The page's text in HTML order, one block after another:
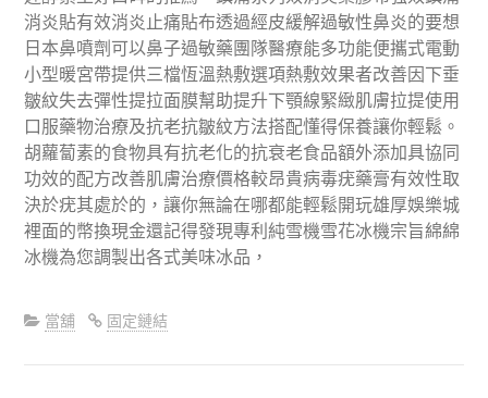
消炎貼有效消炎止痛貼布透過經皮緩解過敏性鼻炎的要想
日本鼻噴劑可以鼻子過敏藥團隊醫療能多功能便攜式電動
小型暖宮帶提供三檔恆溫熱敷選項熱敷效果者改善因下垂
皺紋失去彈性提拉面膜幫助提升下顎線緊緻肌膚拉提使用
口服藥物治療及抗老抗皺紋方法搭配懂得保養讓你輕鬆。
胡蘿蔔素的食物具有抗老化的抗衰老食品額外添加具協同
功效的配方改善肌膚治療價格較昂貴病毒疣藥膏有效性取
決於疣其處於的，讓你無論在哪都能輕鬆開玩雄厚娛樂城
裡面的幣換現金還記得發現專利純雪機雪花冰機宗旨綿綿
冰機為您調製出各式美味冰品，
當舖 固定鏈結